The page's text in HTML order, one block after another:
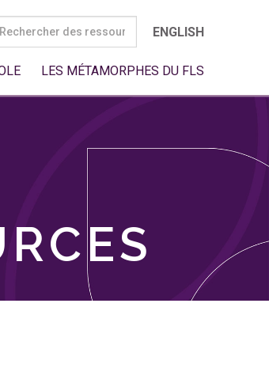
ENGLISH
LES MÉTAMORPHES DU FLS